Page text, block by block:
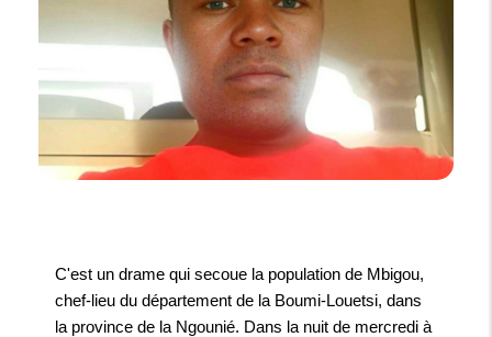
C'est un drame qui secoue la population de Mbigou,
chef-lieu du département de la Boumi-Louetsi, dans
la province de la Ngounié. Dans la nuit de mercredi à